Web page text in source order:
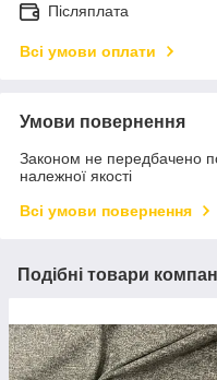
Післяплата
Всі умови оплати
Умови повернення
Законом не передбачено
належної якості
Всі умови повернення
Подібні товари